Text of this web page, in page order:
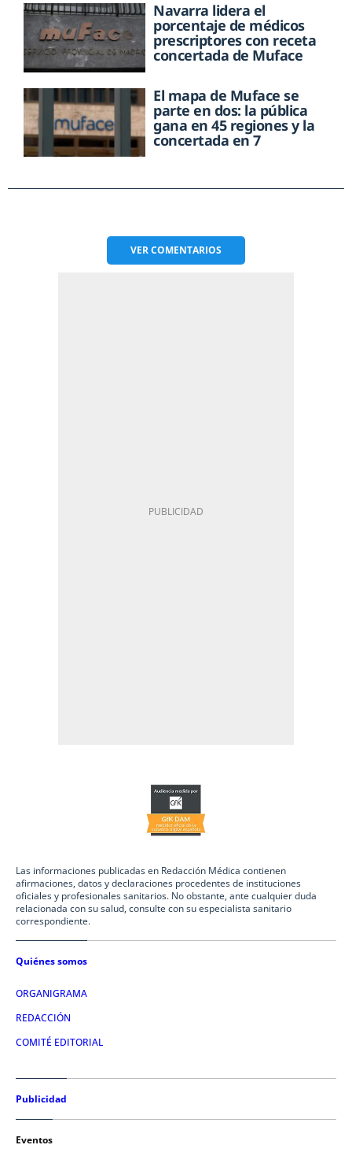
Navarra lidera el
porcentaje de médicos
prescriptores con receta
concertada de Muface
El mapa de Muface se
parte en dos: la pública
gana en 45 regiones y la
concertada en 7
VERCOMENTARIOS
Las informaciones publicadas en Redacción Médica contienen
afirmaciones, datos y declaraciones procedentes de instituciones
oficiales y profesionales sanitarios. No obstante, ante cualquier duda
relacionada con su salud, consulte con su especialista sanitario
correspondiente.
Quiénes somos
ORGANIGRAMA
REDACCIÓN
COMITÉ EDITORIAL
Publicidad
Eventos